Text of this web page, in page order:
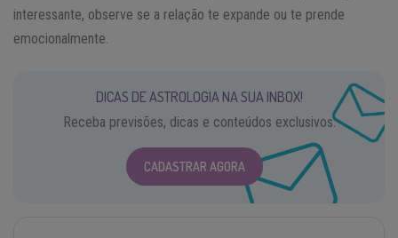
interessante, observe se a relação te expande ou te prende
emocionalmente.
DICAS DE ASTROLOGIA NA SUA INBOX!
Receba previsões, dicas e conteúdos exclusivos.
CADASTRAR AGORA